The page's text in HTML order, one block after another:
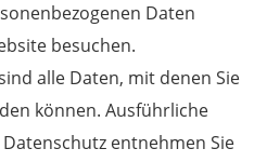
Daten
besuchen.
alle Daten, mit denen Sie
können. Ausführliche
entnehmen Sie